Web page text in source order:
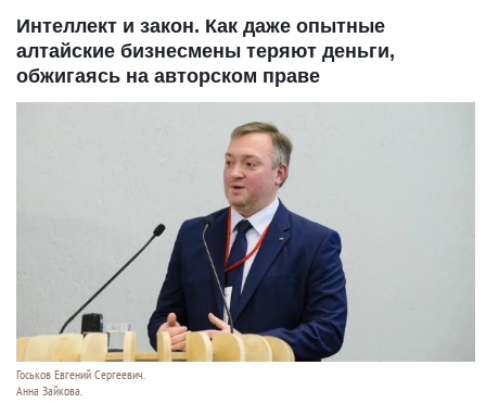
Интеллект и закон. Как даже опытные
алтайские бизнесмены теряют деньги,
обжигаясь на авторском праве
Госьков Евгений Сергеевич.
Анна Зайкова.